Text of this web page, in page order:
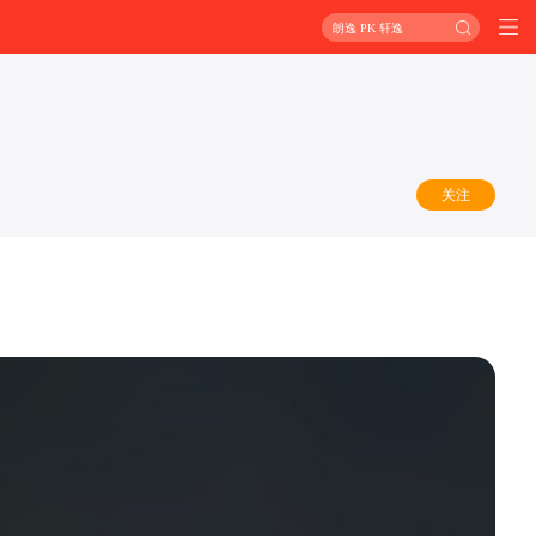
朗逸 PK 轩逸
关注